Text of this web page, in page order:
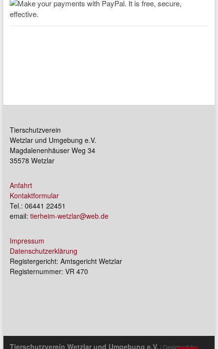
Tierschutzverein
Wetzlar und Umgebung e.V.
Magdalenenhäuser Weg 34
35578 Wetzlar
Anfahrt
Kontaktformular
Tel.: 06441 22451
email: tierheim-wetzlar@web.de
Impressum
Datenschutzerklärung
Registergericht: Amtsgericht Wetzlar
Registernummer: VR 470
Tierschutzverein Wetzlar und Umgebung e.V. | Designed by: